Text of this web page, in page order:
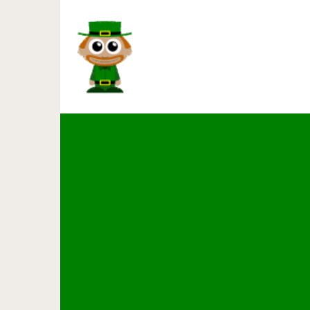
Итальянская Ривьера: